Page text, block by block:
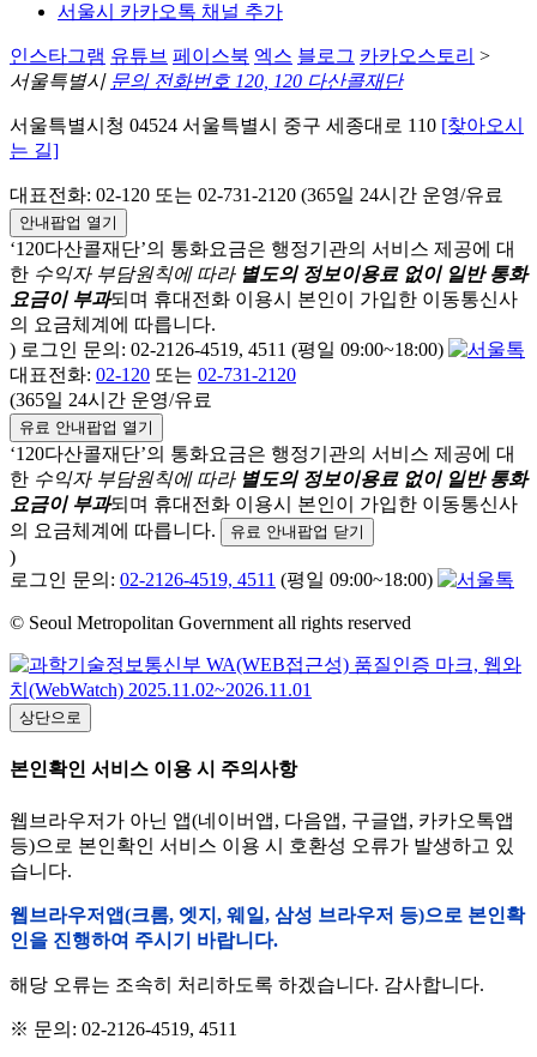
서울시 카카오톡 채널 추가
인스타그램 유튜브 페이스북 엑스 블로그 카카오스토리 >
서울특별시 문의 전화번호 120, 120 다산콜재단
서울특별시청 04524 서울특별시 중구 세종대로 110 [찾아오시
는 길]
대표전화: 02-120 또는 02-731-2120 (365일 24시간 운영/유료
안내팝업 열기
‘120다산콜재단’의 통화요금은 행정기관의 서비스 제공에 대
한 수익자 부담원칙에 따라 별도의 정보이용료 없이 일반 통화
요금이 부과되며 휴대전화 이용시 본인이 가입한 이동통신사
의 요금체계에 따릅니다.
) 로그인 문의: 02-2126-4519, 4511 (평일 09:00~18:00)
대표전화: 02-120 또는 02-731-2120
(365일 24시간 운영/유료
유료 안내팝업 열기
‘120다산콜재단’의 통화요금은 행정기관의 서비스 제공에 대
한 수익자 부담원칙에 따라 별도의 정보이용료 없이 일반 통화
요금이 부과되며 휴대전화 이용시 본인이 가입한 이동통신사
의 요금체계에 따릅니다.
유료 안내팝업 닫기
)
로그인 문의: 02-2126-4519, 4511 (평일 09:00~18:00)
© Seoul Metropolitan Government all rights reserved
상단으로
본인확인 서비스 이용 시 주의사항
웹브라우저가 아닌 앱(네이버앱, 다음앱, 구글앱, 카카오톡앱
등)으로 본인확인 서비스 이용 시 호환성 오류가 발생하고 있
습니다.
웹브라우저앱(크롬, 엣지, 웨일, 삼성 브라우저 등)으로 본인확
인을 진행하여 주시기 바랍니다.
해당 오류는 조속히 처리하도록 하겠습니다. 감사합니다.
※ 문의: 02-2126-4519, 4511